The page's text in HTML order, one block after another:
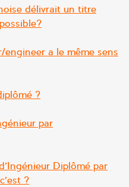
délivrait un titre
a le même sens
?
par
Diplômé par
?